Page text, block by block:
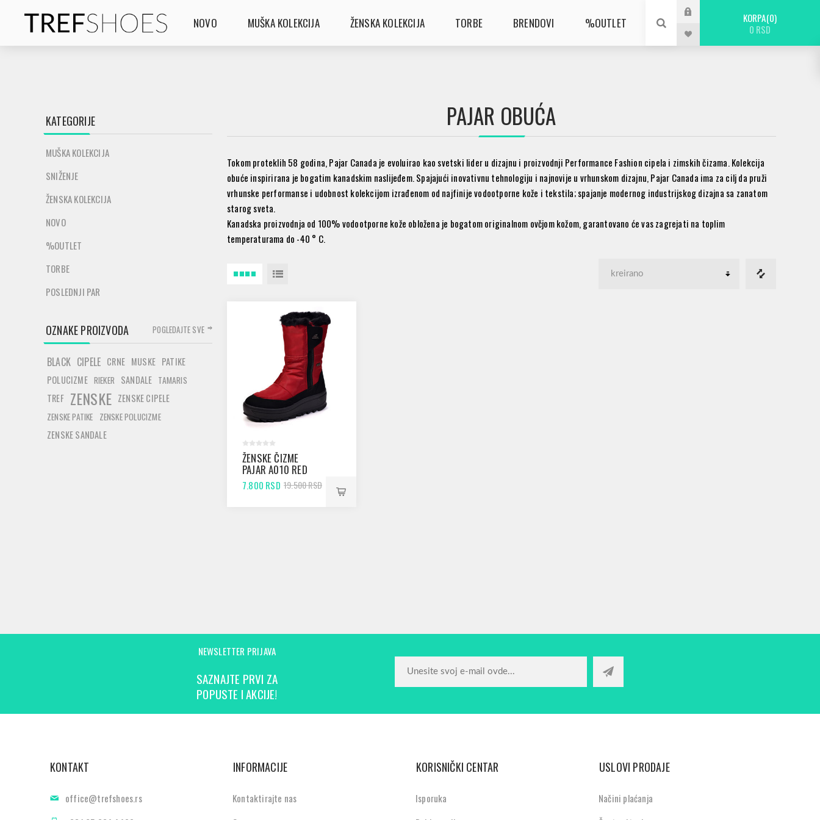
NOVO MUŠKA KOLEKCIJA ŽENSKA KOLEKCIJA TORBE BRENDOVI %OUTLET KORPA 0
0 RSD
PAJAR OBUĆA
Tokom proteklih 58 godina,Pajar Canada je evoluirao kao svetski lider u dizajnu i proizvodnji Performance Fashion cipela i zimskih čizama. Kolekcija
obuće inspirirana je bogatim kanadskim naslijeđem. Spajajući inovativnu tehnologiju i najnovije u vrhunskom dizajnu, Pajar Canada ima za cilj da pruži
vrhunske performanse i udobnost kolekcijom izrađenom od najfinije vodootporne kože i tekstila; spajanje modernog industrijskog dizajna sa zanatom
starog sveta.
Kanadska proizvodnja od 100% vodootporne kože obložena je bogatom originalnom ovčjom kožom, garantovano će vas zagrejati na toplim
temperaturama do -40 ° C.
ŽENSKE ČIZME
PAJAR A010 RED
7.800 RSD 19.500 RSD
KATEGORIJE
MUŠKA KOLEKCIJA
SNIŽENJE
ŽENSKA KOLEKCIJA
NOVO
%OUTLET
TORBE
POSLEDNJI PAR
OZNAKE PROIZVODA
BLACK CIPELE CRNE MUSKE PATIKE
POLUCIZME RIEKER SANDALE TAMARIS
TREF ZENSKE ZENSKE CIPELE
ZENSKE PATIKE ZENSKE POLUCIZME
ZENSKE SANDALE
POGLEDAJTE SVE
NEWSLETTER PRIJAVA
SAZNAJTE PRVI ZA
POPUSTE I AKCIJE!
KONTAKT
office@trefshoes.rs
INFORMACIJE
Kontaktirajte nas
KORISNIČKI CENTAR
Isporuka
USLOVI PRODAJE
Načini plaćanja